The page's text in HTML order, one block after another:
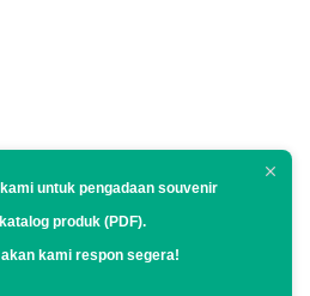
untuk pengadaan souvenir
katalog produk (PDF).
kami respon segera!